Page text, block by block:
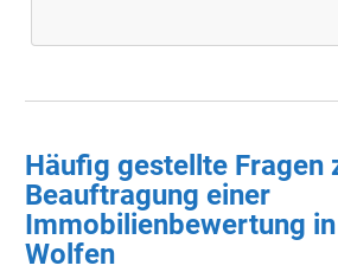
Häufig gestellte Fragen
Beauftragung einer
Immobilienbewertung
Wolfen